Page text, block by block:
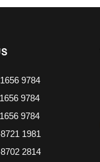
9784
9784
9784
1981
2814